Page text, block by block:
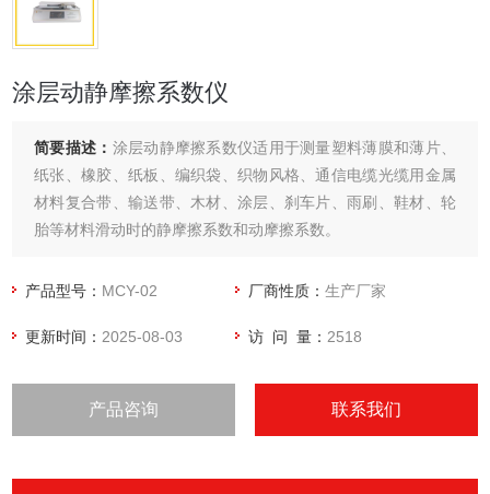
涂层动静摩擦系数仪
简要描述： 涂层动静摩擦系数仪适用于测量塑料薄膜和薄片、
纸张、橡胶、纸板、编织袋、织物风格、通信电缆光缆用金属
材料复合带、输送带、木材、涂层、刹车片、雨刷、鞋材、轮
胎等材料滑动时的静摩擦系数和动摩擦系数。
产品型号： MCY-02 厂商性质：生产厂家
更新时间： 2025-08-03 访 问 量： 2518
产品咨询 联系我们